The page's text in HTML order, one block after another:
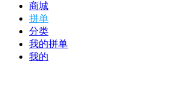
商城
拼单
分类
我的拼单
我的